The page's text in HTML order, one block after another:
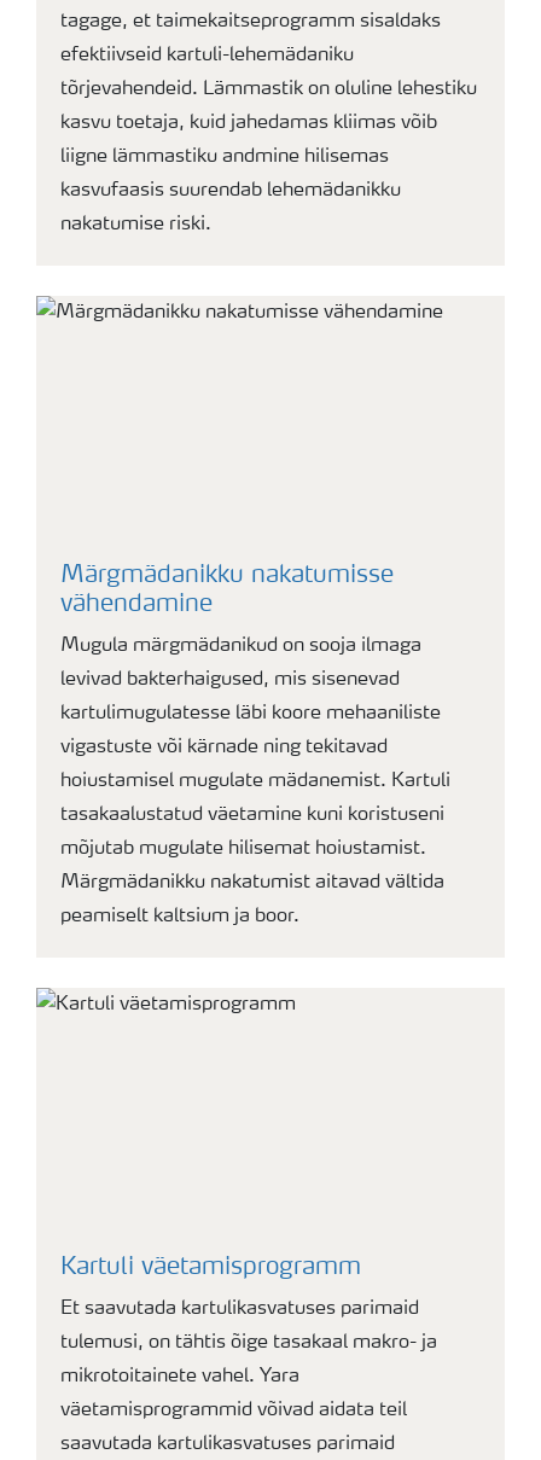
tagage, et taimekaitseprogramm sisaldaks
efektiivseid kartuli-lehemädaniku
tõrjevahendeid. Lämmastik on oluline lehestiku
kasvu toetaja, kuid jahedamas kliimas võib
liigne lämmastiku andmine hilisemas
kasvufaasis suurendab lehemädanikku
nakatumise riski.
Märgmädanikku nakatumisse
vähendamine
Mugula märgmädanikud on sooja ilmaga
levivad bakterhaigused, mis sisenevad
kartulimugulatesse läbi koore mehaaniliste
vigastuste või kärnade ning tekitavad
hoiustamisel mugulate mädanemist. Kartuli
tasakaalustatud väetamine kuni koristuseni
mõjutab mugulate hilisemat hoiustamist.
Märgmädanikku nakatumist aitavad vältida
peamiselt kaltsium ja boor.
Kartuli väetamisprogramm
Et saavutada kartulikasvatuses parimaid
tulemusi, on tähtis õige tasakaal makro- ja
mikrotoitainete vahel. Yara
väetamisprogrammid võivad aidata teil
saavutada kartulikasvatuses parimaid